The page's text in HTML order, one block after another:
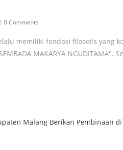
0 Comments
memiliki fondasi filosofis yang
MAKARYA NGUDITAMA".